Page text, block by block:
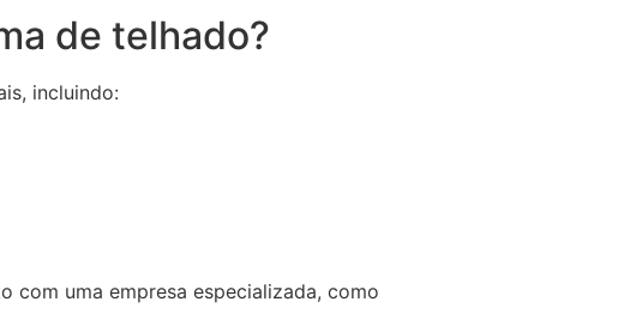
de telhado?
incluindo:
com uma empresa especializada, como